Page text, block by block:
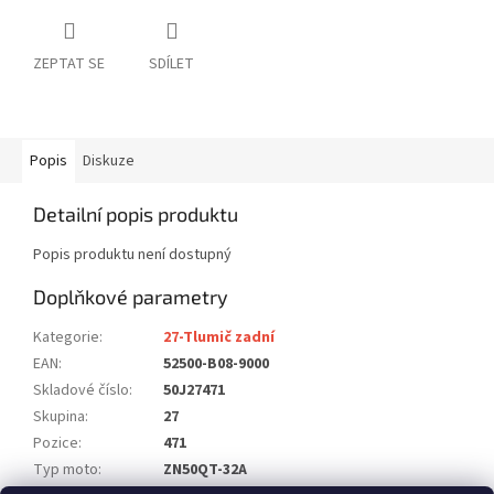
ZEPTAT SE SDÍLET
Popis Diskuze
Detailní popis produktu
Popis produktu není dostupný
Doplňkové parametry
Kategorie:
27-Tlumič zadní
EAN:
52500-B08-9000
Skladové číslo:
50J27471
Skupina:
27
Pozice:
471
Typ moto:
ZN50QT-32A